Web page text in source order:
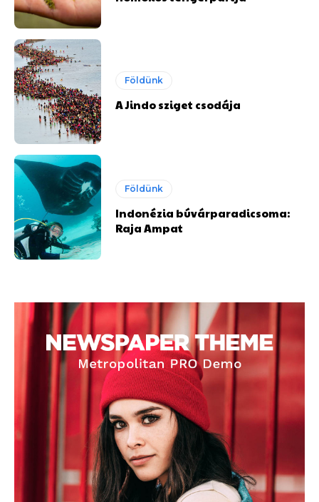
Földünk
A Jindo sziget csodája
Földünk
Indonézia búvárparadicsoma:
Raja Ampat